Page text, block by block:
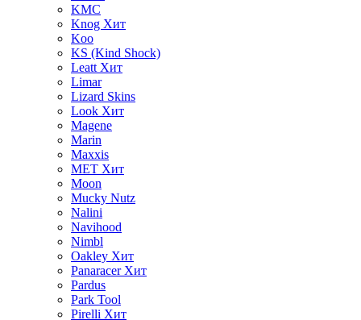
KMC
Knog Хит
Koo
KS (Kind Shock)
Leatt Хит
Limar
Lizard Skins
Look Хит
Magene
Marin
Maxxis
MET Хит
Moon
Mucky Nutz
Nalini
Navihood
Nimbl
Oakley Хит
Panaracer Хит
Pardus
Park Tool
Pirelli Хит